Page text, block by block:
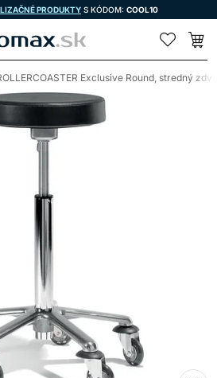
PRODUKTY S KÓDOM: COOL10
Exclusive Round, stredný